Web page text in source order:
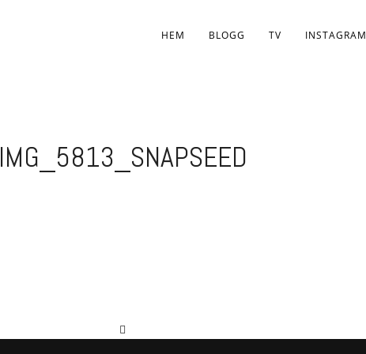
HEM BLOGG TV INSTAGRAM
IMG_5813_SNAPSEED